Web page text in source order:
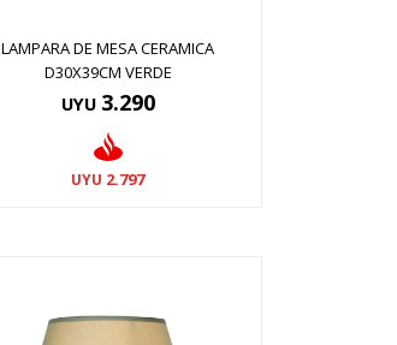
LAMPARA DE MESA CERAMICA
D30X39CM VERDE
UYU 3.290
UYU 2.797